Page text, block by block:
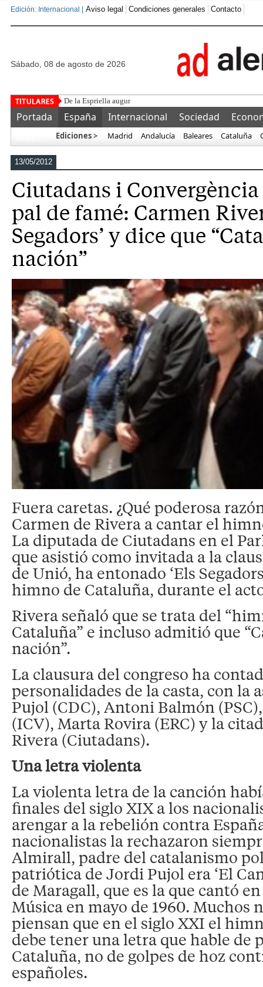
Edición: Internacional | Aviso legal Condiciones generales Contacto
sábado, 08 de agosto de 2026
De la Espriella augura una nueva etapa para Colombia signad
Portada España Internacional Sociedad
Ediciones > Madrid Andalucía Baleares Cataluña
13/05/2012
Ciutadans i
pal de famé: Carmen
Segadors’ y dice que
nación”
Fuera caretas. ¿Qué poderosa
Carmen de Rivera a cantar el
La diputada de Ciutadans en el
que asistió como invitada a la
de Unió, ha entonado ‘Els
himno de Cataluña, durante el
Rivera señaló que se trata del
Cataluña” e incluso admitió que
nación”.
La clausura del congreso ha
personalidades de la casta, con la
Pujol (CDC), Antoni Balmón
(ICV), Marta Rovira (ERC) y la
Rivera (Ciutadans).
Una letra violenta
La violenta letra de la canción
finales del siglo XIX a los
arengar a la rebelión contra
nacionalistas la rechazaron
Almirall, padre del catalanismo
patriótica de Jordi Pujol era ‘El
de Maragall, que es la que cantó
Música en mayo de 1960. Muchos
piensan que en el siglo XXI el
debe tener una letra que hable de
Cataluña, no de golpes de hoz
españoles.